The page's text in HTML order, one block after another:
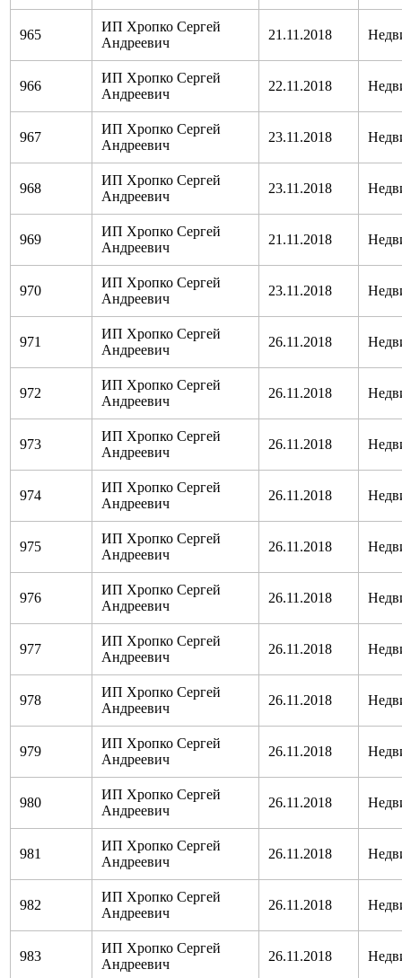
965
ИП Хропко Сергей
Андреевич
21.11.2018
966
ИП Хропко Сергей
Андреевич
22.11.2018
967
ИП Хропко Сергей
Андреевич
23.11.2018
968
ИП Хропко Сергей
Андреевич
23.11.2018
969
ИП Хропко Сергей
Андреевич
21.11.2018
970
ИП Хропко Сергей
Андреевич
23.11.2018
971
ИП Хропко Сергей
Андреевич
26.11.2018
972
ИП Хропко Сергей
Андреевич
26.11.2018
973
ИП Хропко Сергей
Андреевич
26.11.2018
974
ИП Хропко Сергей
Андреевич
26.11.2018
975
ИП Хропко Сергей
Андреевич
26.11.2018
976
ИП Хропко Сергей
Андреевич
26.11.2018
977
ИП Хропко Сергей
Андреевич
26.11.2018
978
ИП Хропко Сергей
Андреевич
26.11.2018
979
ИП Хропко Сергей
Андреевич
26.11.2018
980
ИП Хропко Сергей
Андреевич
26.11.2018
981
ИП Хропко Сергей
Андреевич
26.11.2018
982
ИП Хропко Сергей
Андреевич
26.11.2018
983
ИП Хропко Сергей
Андреевич
26.11.2018